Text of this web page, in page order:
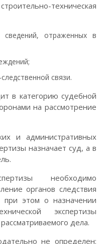
техническая
сведений, отраженных в
связи.
в категорию судебной
на рассмотрение
и административных
назначает суд, а в
необходимо
органов следствия
при этом о назначении
экспертизы
дела.
не определен: